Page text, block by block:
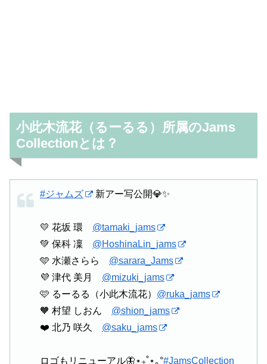
小此木流花（るーるる）所属のJams
Collectionとは？
#ジャムズ 新アー写公開💎✨
💛 花坂 環 @tamaki_jams
💚 保科 凜 @HoshinaLin_jams
🩵 水瀬さらら @sarara_Jams
💜 津代 美月 @mizuki_jams
🩷 るーるる（小此木流花） @ruka_jams
🧡 村望 しおん @shion_jams
❤️ 北乃 咲久 @saku_jams
ロゴもリニューアル🦋⋆₊˚⋆｡°#JamsCollection